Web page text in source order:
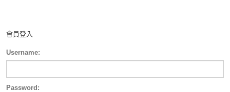
會員登入
Username:
Password: